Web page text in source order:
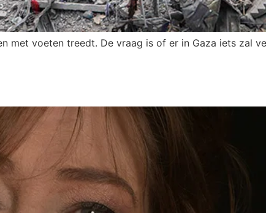
met voeten treedt. De vraag is of er in Gaza iets zal